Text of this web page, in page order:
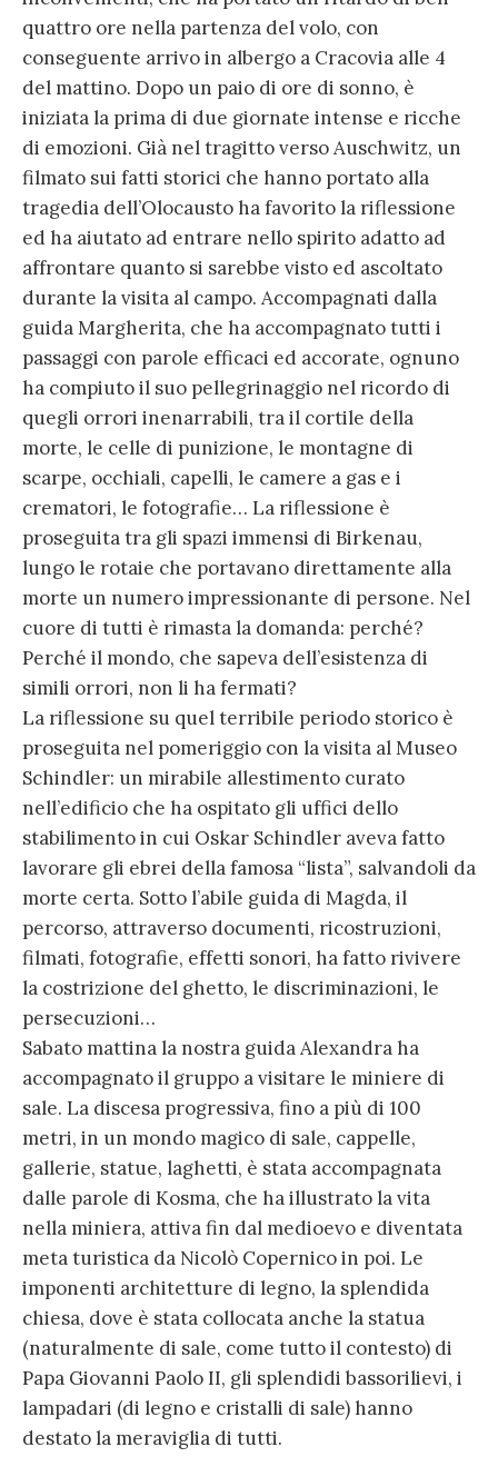
quattro ore nella partenza del volo, con
conseguente arrivo in albergo a Cracovia alle 4
del mattino. Dopo un paio di ore di sonno, è
iniziata la prima di due giornate intense e ricche
di emozioni. Già nel tragitto verso Auschwitz, un
filmato sui fatti storici che hanno portato alla
tragedia dell’Olocausto ha favorito la riflessione
ed ha aiutato ad entrare nello spirito adatto ad
affrontare quanto si sarebbe visto ed ascoltato
durante la visita al campo. Accompagnati dalla
guida Margherita, che ha accompagnato tutti i
passaggi con parole efficaci ed accorate, ognuno
ha compiuto il suo pellegrinaggio nel ricordo di
quegli orrori inenarrabili, tra il cortile della
morte, le celle di punizione, le montagne di
scarpe, occhiali, capelli, le camere a gas e i
crematori, le fotografie… La riflessione è
proseguita tra gli spazi immensi di Birkenau,
lungo le rotaie che portavano direttamente alla
morte un numero impressionante di persone. Nel
cuore di tutti è rimasta la domanda: perché?
Perché il mondo, che sapeva dell’esistenza di
simili orrori, non li ha fermati?
La riflessione su quel terribile periodo storico è
proseguita nel pomeriggio con la visita al Museo
Schindler: un mirabile allestimento curato
nell’edificio che ha ospitato gli uffici dello
stabilimento in cui Oskar Schindler aveva fatto
lavorare gli ebrei della famosa “lista”, salvandoli da
morte certa. Sotto l’abile guida di Magda, il
percorso, attraverso documenti, ricostruzioni,
filmati, fotografie, effetti sonori, ha fatto rivivere
la costrizione del ghetto, le discriminazioni, le
persecuzioni…
Sabato mattina la nostra guida Alexandra ha
accompagnato il gruppo a visitare le miniere di
sale. La discesa progressiva, fino a più di 100
metri, in un mondo magico di sale, cappelle,
gallerie, statue, laghetti, è stata accompagnata
dalle parole di Kosma, che ha illustrato la vita
nella miniera, attiva fin dal medioevo e diventata
meta turistica da Nicolò Copernico in poi. Le
imponenti architetture di legno, la splendida
chiesa, dove è stata collocata anche la statua
(naturalmente di sale, come tutto il contesto) di
Papa Giovanni Paolo II, gli splendidi bassorilievi, i
lampadari (di legno e cristalli di sale) hanno
destato la meraviglia di tutti.